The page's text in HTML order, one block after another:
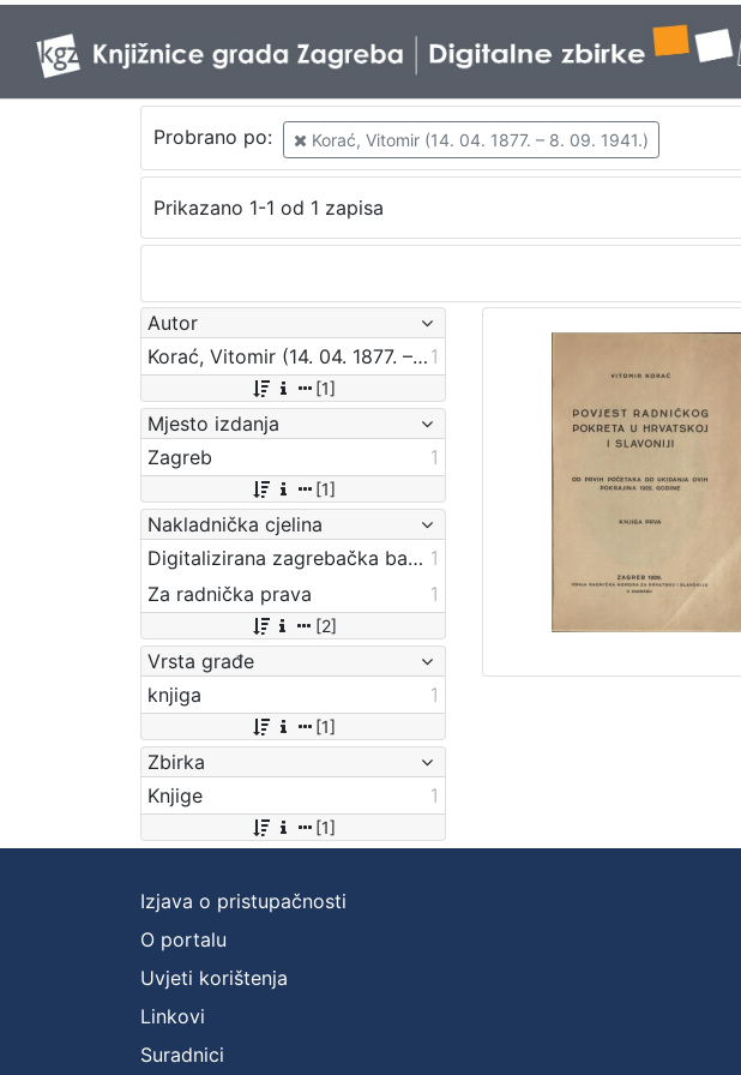
Probrano po: Korać, Vitomir (14. 04. 1877. – 8. 09. 1941.)
Prikazano 1-1 od 1 zapisa
Autor
Korać, Vitomir (14. 04. 1877. – 8. 09. 1941.) 1
[1]
Mjesto izdanja
Zagreb
1
[1]
Nakladnička cjelina
Digitalizirana zagrebačka baština 1
Za radnička prava
1
[2]
Vrsta građe
knjiga
1
[1]
Zbirka
Knjige
1
[1]
Izjava o pristupačnosti
O portalu
Uvjeti korištenja
Linkovi
Suradnici